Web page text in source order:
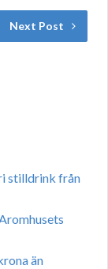
Next Post
stilldrink från
än